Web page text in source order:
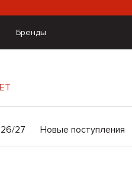
Бренды
27 Новые поступления